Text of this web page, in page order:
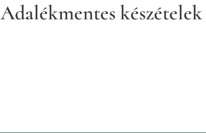
Adalékmentes készételek